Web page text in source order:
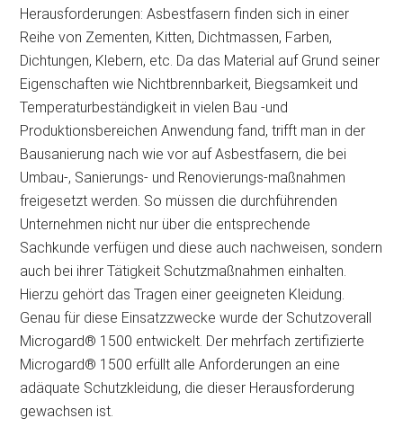
Herausforderungen: Asbestfasern finden sich in einer
Reihe von Zementen, Kitten, Dichtmassen, Farben,
Dichtungen, Klebern, etc. Da das Material auf Grund seiner
Eigenschaften wie Nichtbrennbarkeit, Biegsamkeit und
Temperaturbeständigkeit in vielen Bau -und
Produktionsbereichen Anwendung fand, trifft man in der
Bausanierung nach wie vor auf Asbestfasern, die bei
Umbau-, Sanierungs- und Renovierungs-maßnahmen
freigesetzt werden. So müssen die durchführenden
Unternehmen nicht nur über die entsprechende
Sachkunde verfügen und diese auch nachweisen, sondern
auch bei ihrer Tätigkeit Schutzmaßnahmen einhalten.
Hierzu gehört das Tragen einer geeigneten Kleidung.
Genau für diese Einsatzzwecke wurde der Schutzoverall
Microgard® 1500 entwickelt. Der mehrfach zertifizierte
Microgard® 1500 erfüllt alle Anforderungen an eine
adäquate Schutzkleidung, die dieser Herausforderung
gewachsen ist.